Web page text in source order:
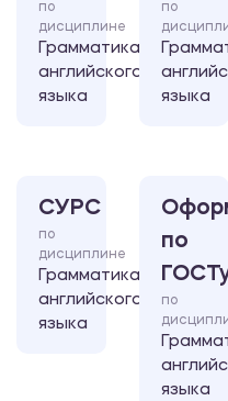
по
дисциплине
Грамматика
английского
языка
по
языка
СУРС
по
дисциплине
Грамматика
английского
языка
по
по
языка